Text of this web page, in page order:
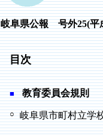
岐阜県公報 号外25(平
目次
■ 教育委員会規則
○ 岐阜県市町村立学